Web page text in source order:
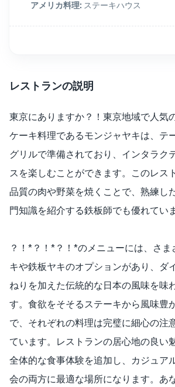
アメリカ料理: ステーキハウス
レストランの説明
東京にありますか？！東京地域で人気
ケーキ料理であるモンジャヤキは、テ
グリルで準備されており、インタラク
スを楽しむことができます。このレス
品質の肉や野菜を焼くことで、熟練し
門知識を紹介する鉄板師でも優れてい
？！*？！*？！*のメニューには、さま
キや鉄板ヤキのオプションがあり、ダ
ねりを加えた伝統的な日本の風味を味
す。食欲をそそるステーキから風味豊
で、それぞれの料理は完璧に細心の注
ています。レストランの居心地の良い
全体的な食事体験を追加し、カジュア
会の両方に最適な場所になります。あ